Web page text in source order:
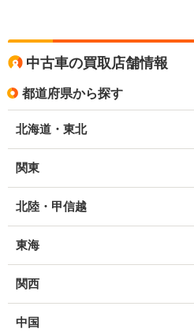
中古車の買取店舗情報
都道府県から探す
北海道・東北
関東
北陸・甲信越
東海
関西
中国